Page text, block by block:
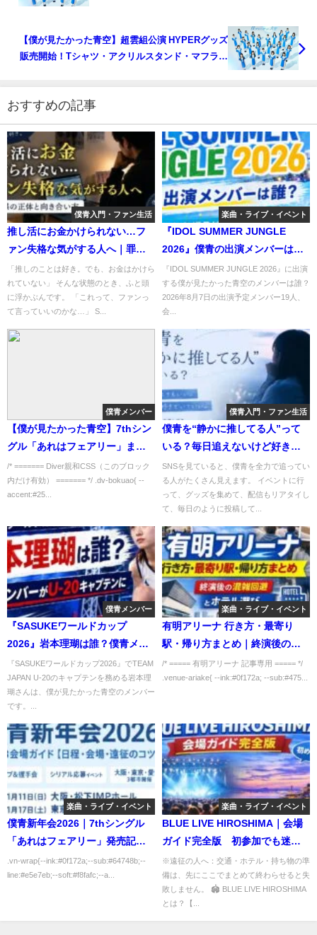
【僕が見たかった青空】超雲組公演 HYPERグッズ
販売開始！Tシャツ・アクリルスタンド・マフラー
おすすめの記事
僕青入門・ファン生活
推し活にお金かけられない…フ
ァン失格な気がする人へ｜罪悪
感の正体と向き合い方
「推しのことは好き。でも、お金はかけら
れていない」 そんな状態のとき、ふと頭
に浮かぶんです。 「これって、ファンっ
て言っていいのかな…」 S...
楽曲・ライブ・イベント
『IDOL SUMMER JUNGLE
2026』僕青の出演メンバーは
誰？開催日・会場・チケットを
紹介
『IDOL SUMMER JUNGLE 2026』に出演
する僕が見たかった青空のメンバーは誰？
2026年8月7日の出演予定メンバー19人、
会...
僕青メンバー
【僕が見たかった青空】7thシン
グル「あれはフェアリー」まと
め
/* ======= Diver親和CSS（このブロック
内だけ有効） ======= */ .dv-bokuao{ --
accent:#25...
僕青入門・ファン生活
僕青を“静かに推してる人”って
いる？毎日追えないけど好きな
人へ
SNSを見ていると、僕青を全力で追ってい
る人がたくさん見えます。 イベントに行
って、グッズを集めて、配信もリアタイし
て、毎日のように投稿して...
僕青メンバー
『SASUKEワールドカップ
2026』岩本理瑚は誰？僕青メン
バーがU-20キャプテンに選ばれ
た理由
『SASUKEワールドカップ2026』でTEAM
JAPAN U-20のキャプテンを務める岩本理
瑚さんは、僕が見たかった青空のメンバー
です。...
楽曲・ライブ・イベント
有明アリーナ 行き方・最寄り
駅・帰り方まとめ｜終演後の混
雑回避とホテル選び
/* ===== 有明アリーナ 記事専用 ===== */
.venue-ariake{ --ink:#0f172a; --sub:#475...
楽曲・ライブ・イベント
僕青新年会2026｜7thシングル
「あれはフェアリー」発売記念
全国3会場ガイド【日程・会場・
遠征のコツ】
.vn-wrap{--ink:#0f172a;--sub:#64748b;--
line:#e5e7eb;--soft:#f8fafc;--a...
楽曲・ライブ・イベント
BLUE LIVE HIROSHIMA｜会場
ガイド完全版 初参加でも迷わ
ない！アクセス・座席・見え
方・設備・周辺情報まとめ
※遠征の人へ：交通・ホテル・持ち物の準
備は、先にここでまとめて終わらせると失
敗しません。 🏟 BLUE LIVE HIROSHIMA
とは？【...